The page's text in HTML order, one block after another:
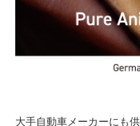
大手自動車メーカーにも